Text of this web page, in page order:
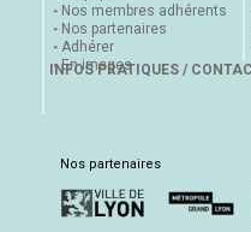
Nos membres adhérents
Nos partenaires
Adhérer
En images
INFOS PRATIQUES /
Nos partenaires